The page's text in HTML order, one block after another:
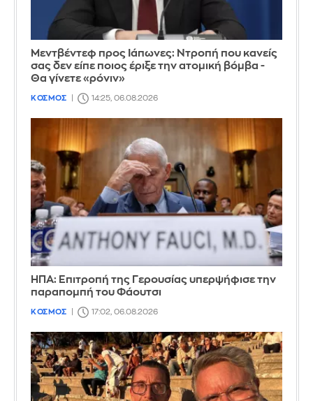
Μεντβέντεφ προς Ιάπωνες: Ντροπή που κανείς
σας δεν είπε ποιος έριξε την ατομική βόμβα -
Θα γίνετε «ρόνιν»
ΚΟΣΜΟΣ 14:25, 06.08.2026
ΗΠΑ: Επιτροπή της Γερουσίας υπερψήφισε την
παραπομπή του Φάουτσι
ΚΟΣΜΟΣ 17:02, 06.08.2026